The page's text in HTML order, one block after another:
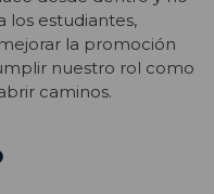
los estudiantes,
la promoción
nuestro rol como
caminos.